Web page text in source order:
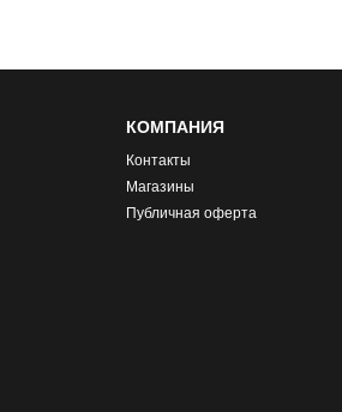
КОМПАНИЯ
Контакты
Магазины
Публичная оферта